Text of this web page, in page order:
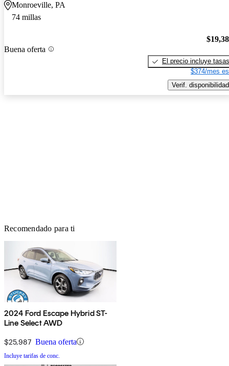
Monroeville, PA
74 millas
Buena oferta
El precio incluye tasas
$374/mes
Verif. disponibilidad
Recomendado para ti
2024 Ford Escape Hybrid ST-
Line Select AWD
$25,987 Buena oferta
Incluye tarifas de conc.